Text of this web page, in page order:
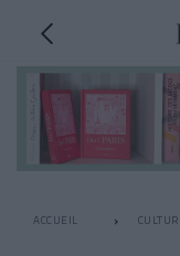
ACCUEIL